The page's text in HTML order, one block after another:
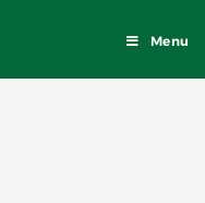
Menu